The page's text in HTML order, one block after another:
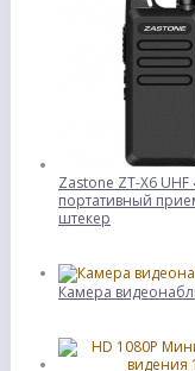
Zastone ZT-X6
портативный
штекер
Камера